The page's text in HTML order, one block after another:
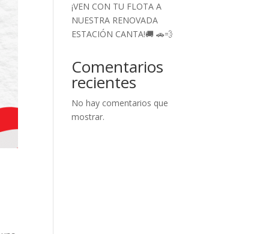
¡VEN CON TU FLOTA A
NUESTRA RENOVADA
ESTACIÓN CANTA!🚚 🚗💨
Comentarios
recientes
No hay comentarios que
mostrar.